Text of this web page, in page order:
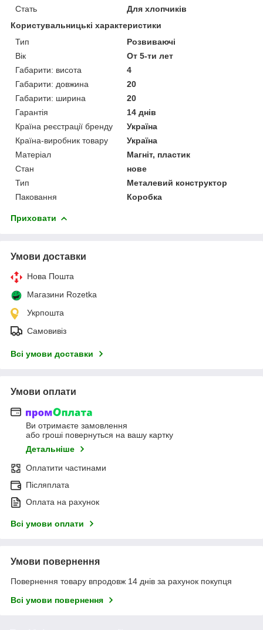
Стать
Для хлопчиків
Користувальницькі характеристики
Тип
Розвиваючі
Вік
От 5-ти лет
Габарити: висота
4
Габарити: довжина
20
Габарити: ширина
20
Гарантія
14 днів
Країна реєстрації бренду
Україна
Країна-виробник товару
Україна
Матеріал
Магніт, пластик
Стан
нове
Тип
Металевий конструктор
Паковання
Коробка
Приховати
Умови доставки
Нова Пошта
Магазини Rozetka
Укрпошта
Самовивіз
Всі умови доставки
Умови оплати
Ви отримаєте замовлення
або гроші повернуться на вашу картку
Детальніше
Оплатити частинами
Післяплата
Оплата на рахунок
Всі умови оплати
Умови повернення
Повернення товару впродовж 14 днів за рахунок покупця
Всі умови повернення